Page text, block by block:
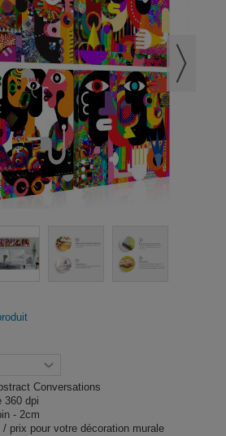
Conversations
360 dpi
- 2cm
prix pour votre décoration murale